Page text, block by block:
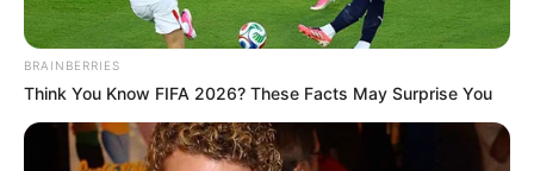
BRAINBERRIES
Think You Know FIFA 2026? These Facts May Surprise You